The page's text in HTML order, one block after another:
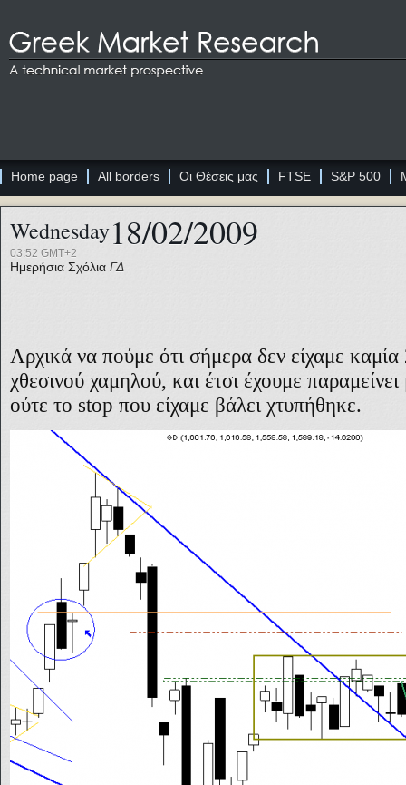
Home page All borders Οι Θέσεις μας FTSE S&P 500
Wednesday18/02/2009
03:52 GMT+2
Ημερήσια Σχόλια ΓΔ
Αρχικά να πούμε ότι σήμερα δεν είχαμε
χθεσινού χαμηλού, και έτσι έχουμε
ούτε το stop που είχαμε βάλει χτυπήθηκε.